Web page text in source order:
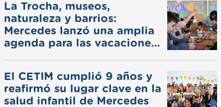
La Trocha, museos,
naturaleza y barrios:
Mercedes lanzó una amplia
agenda para las vacaciones
El CETIM cumplió 9 años y
reafirmó su lugar clave en la
salud infantil de Mercedes